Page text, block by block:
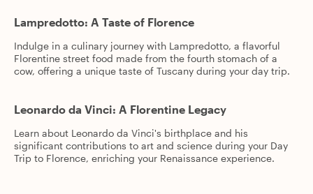
Lampredotto: A Taste of Florence
Indulge in a culinary journey with Lampredotto, a flavorful
Florentine street food made from the fourth stomach of a
cow, offering a unique taste of Tuscany during your day trip.
Leonardo da Vinci: A Florentine Legacy
Learn about Leonardo da Vinci's birthplace and his
significant contributions to art and science during your Day
Trip to Florence, enriching your Renaissance experience.